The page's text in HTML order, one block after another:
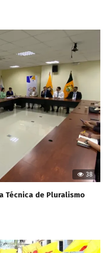
38
Técnica de Pluralismo